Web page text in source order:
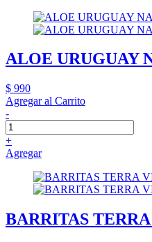
ALOE URUGUAY
$ 990
Agregar al Carrito
-
+
Agregar
BARRITAS